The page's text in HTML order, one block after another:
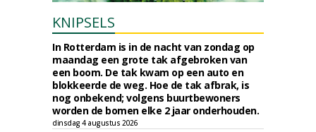
KNIPSELS
In Rotterdam is in de nacht van zondag op
maandag een grote tak afgebroken van
een boom. De tak kwam op een auto en
blokkeerde de weg. Hoe de tak afbrak, is
nog onbekend; volgens buurtbewoners
worden de bomen elke 2 jaar onderhouden.
dinsdag 4 augustus 2026